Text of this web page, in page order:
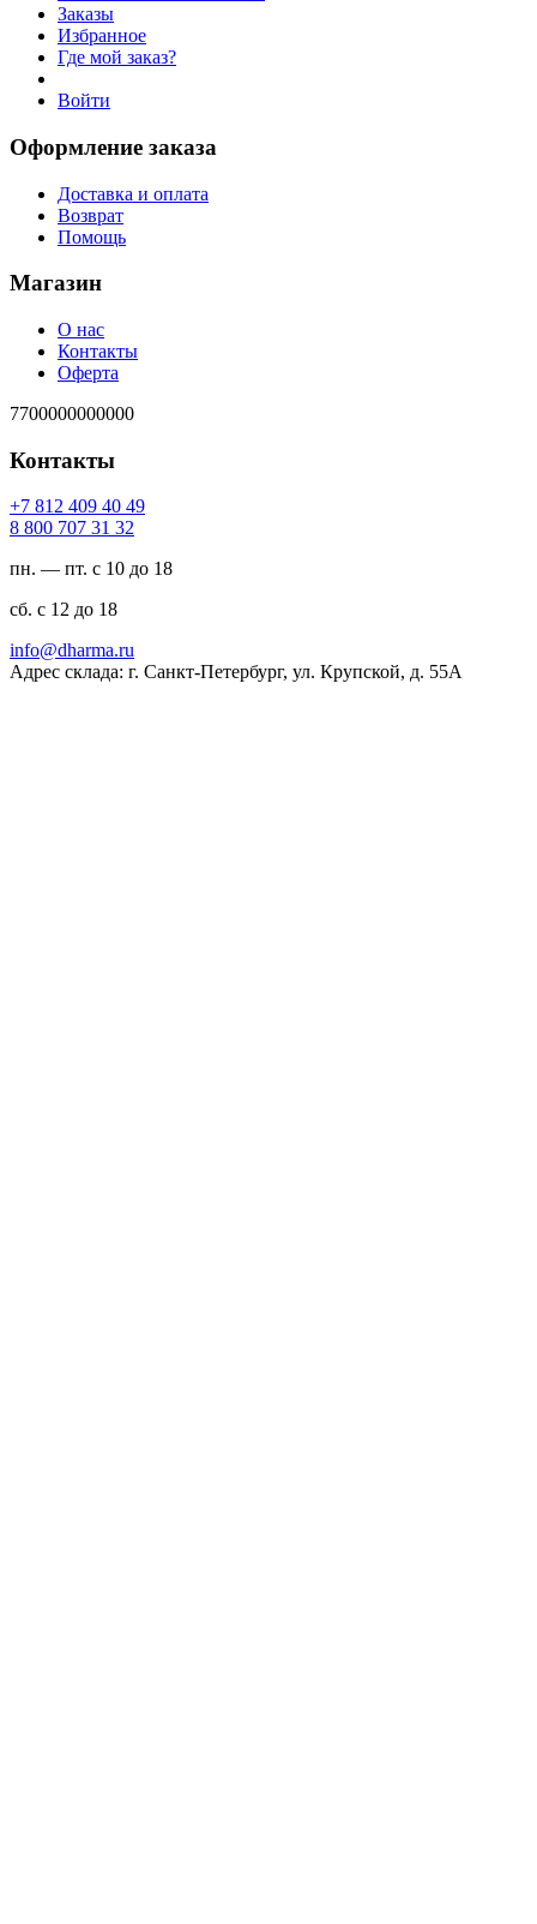
Заказы
Избранное
Где мой заказ?
Войти
Оформление заказа
Доставка и оплата
Возврат
Помощь
Магазин
О нас
Контакты
Оферта
7700000000000
Контакты
94 04 904 218 7+
23 13 707 008 8
пн. — пт. с 10 до 18
сб. с 12 до 18
ur.amrahd@ofni
Адрес склада: г. Санкт-Петербург, ул. Крупской, д. 55А